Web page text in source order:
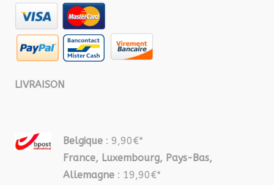
LIVRAISON
Belgique : 9,90€*
France, Luxembourg, Pays-Bas,
Allemagne : 19,90€*